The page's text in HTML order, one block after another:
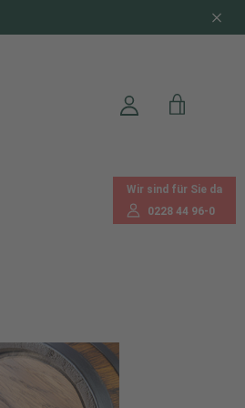
Wir sind für Sie da
0228 44 96-0